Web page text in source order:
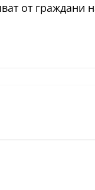
от граждани